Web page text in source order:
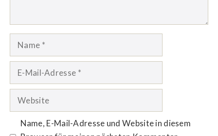
Name
Mail-
Adresse
Website
Name, E-Mail-Adresse und Website in diesem